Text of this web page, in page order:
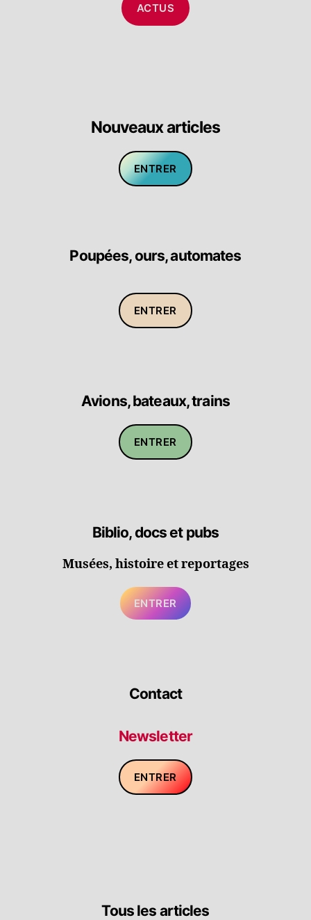
ACTUS
Nouveaux articles
ENTRER
Poupées, ours, automates
ENTRER
Avions, bateaux, trains
ENTRER
Biblio, docs et pubs
Musées, histoire et reportages
ENTRER
Contact
Newsletter
ENTRER
Tous les articles